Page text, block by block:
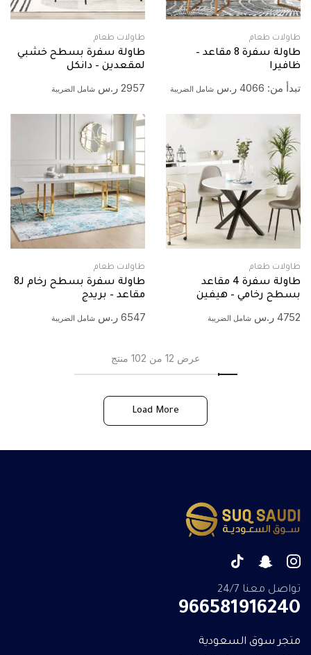
طاولات طعام
طاولة سفرة 8 مقاعد –
ظافيرا
تبدأ من: 4066 ر.س شامل الضريبة
طاولات طعام
طاولة سفرة بسطح خشبي
لمقعدين – دانكل
2957 ر.س شامل الضريبة
طاولات طعام
طاولة سفرة 4 مقاعد
بسطح رخامي – هيفين
4752 ر.س شامل الضريبة
طاولات طعام
طاولة سفرة بسطح رخام لـ8
مقاعد – بريدج
6547 ر.س شامل الضريبة
عرض 12 من 102 منتج
Load More
تواصل معنا 24/7
966581916240
متجر سوق السعودية